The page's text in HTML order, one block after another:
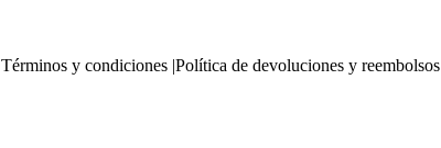
Términos y condiciones |Política de devoluciones y reembolsos